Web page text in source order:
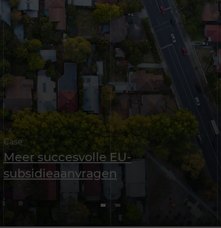
Case
Meer succesvolle EU-
subsidieaanvragen